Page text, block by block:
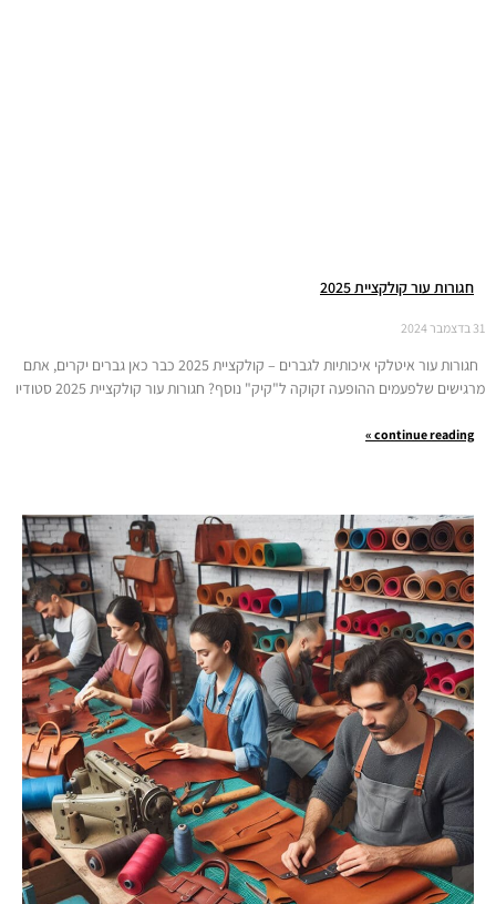
חגורות עור קולקציית 2025
31 בדצמבר 2024
חגורות עור איטלקי איכותיות לגברים – קולקציית 2025 כבר כאן גברים יקרים, אתם
מרגישים שלפעמים ההופעה זקוקה ל"קיק" נוסף? חגורות עור קולקציית 2025 סטודיו
continue reading »